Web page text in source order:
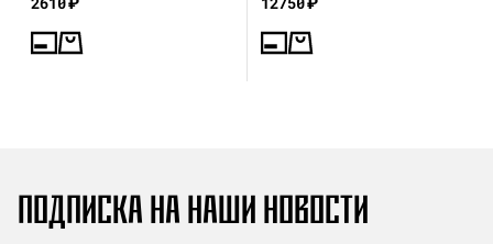
ПОДПИСКА НА НАШИ НОВОСТИ